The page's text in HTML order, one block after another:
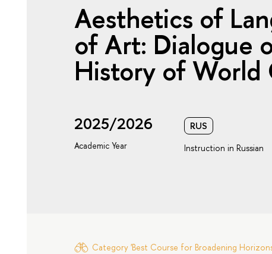
Aesthetics of
of Art: Dialogue
History of World
2025/2026
Academic Year
RUS
Instruction in Russian
Category 'Best Course for Broadening